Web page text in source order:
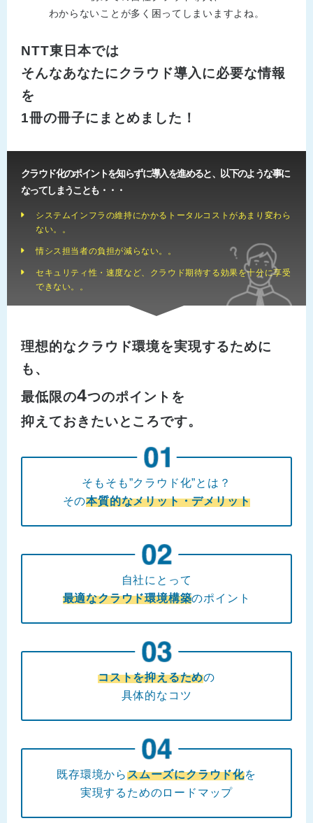
わからないことが多く困ってしまいますよね。
NTT東日本では
そんなあなたにクラウド導入に必要な情報
を
1冊の冊子にまとめました！
クラウド化のポイントを知らずに導入を進めると、以下のような事に
なってしまうことも・・・
システムインフラの維持にかかるトータルコストがあまり変わら
ない。。
情シス担当者の負担が減らない。。
セキュリティ性・速度など、クラウド期待する効果を十分に享受
できない。。
理想的なクラウド環境を実現するために
も、
最低限の4つのポイントを
抑えておきたいところです。
そもそも”クラウド化”とは？
その本質的なメリット・デメリット
自社にとって
最適なクラウド環境構築のポイント
コストを抑えるための
具体的なコツ
既存環境からスムーズにクラウド化を
実現するためのロードマップ